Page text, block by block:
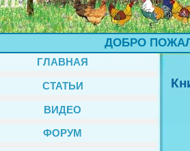
ДОБРО
ГЛАВНАЯ
СТАТЬИ
ВИДЕО
ФОРУМ